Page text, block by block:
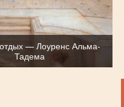
— Лоуренс Альма-
Тадема